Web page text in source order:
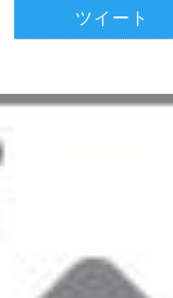
ツイート